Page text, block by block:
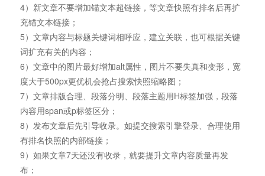
4）新文章不要增加锚文本超链接，等文章快照有排名后再扩
充锚文本链接；
5）文章内容与标题关键词相呼应，建立关联，也可根据关键
词扩充有关的内容；
6）文章中的图片最好增加alt属性，图片不要失真和变形，宽
度大于500px更优机会抢占搜索快照缩略图；
7）文章排版合理、段落分明、段落主题用H标签加强，段落
内容用span或p标签区分；
8）发布文章后先引导收录。如提交搜索引擎登录、合理使用
有排名快照的内部链接；
9）如果文章7天还没有收录，就要提升文章内容质量再发
布；